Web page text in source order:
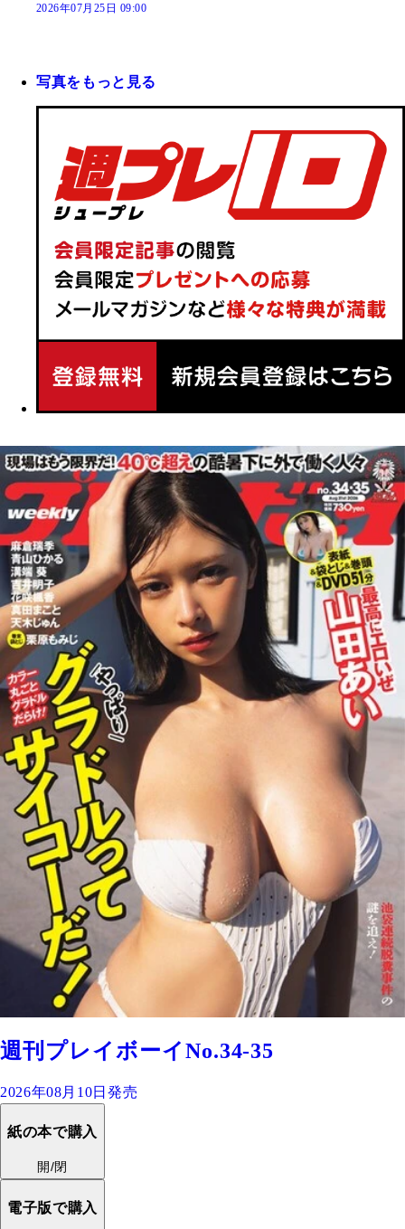
2026年07月25日 09:00
写真をもっと見る
週刊プレイボーイNo.34-35
2026年08月10日発売
紙の本で購入
開/閉
電子版で購入